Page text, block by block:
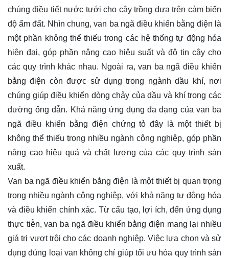
chúng điều tiết nước tưới cho cây trồng dựa trên cảm biến
độ ẩm đất. Nhìn chung, van ba ngã điều khiển bằng điện là
một phần không thể thiếu trong các hệ thống tự động hóa
hiện đại, góp phần nâng cao hiệu suất và độ tin cậy cho
các quy trình khác nhau. Ngoài ra, van ba ngã điều khiển
bằng điện còn được sử dụng trong ngành dầu khí, nơi
chúng giúp điều khiển dòng chảy của dầu và khí trong các
đường ống dẫn. Khả năng ứng dụng đa dạng của van ba
ngã điều khiển bằng điện chứng tỏ đây là một thiết bị
không thể thiếu trong nhiều ngành công nghiệp, góp phần
nâng cao hiệu quả và chất lượng của các quy trình sản
xuất.
Van ba ngã điều khiển bằng điện là một thiết bị quan trọng
trong nhiều ngành công nghiệp, với khả năng tự động hóa
và điều khiển chính xác. Từ cấu tạo, lợi ích, đến ứng dụng
thực tiễn, van ba ngã điều khiển bằng điện mang lại nhiều
giá trị vượt trội cho các doanh nghiệp. Việc lựa chọn và sử
dụng đúng loại van không chỉ giúp tối ưu hóa quy trình sản